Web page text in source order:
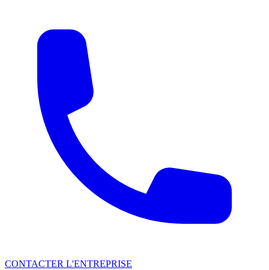
CONTACTER L'ENTREPRISE